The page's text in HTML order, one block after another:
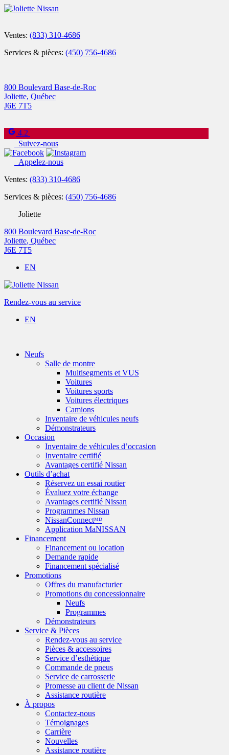
Ventes: (833) 310-4686
Services & pièces: (450) 756-4686
800 Boulevard Base-de-Roc
Joliette, Québec
J6E 7T5
4.2
Suivez-nous
Appelez-nous
Ventes: (833) 310-4686
Services & pièces: (450) 756-4686
Joliette
800 Boulevard Base-de-Roc
Joliette, Québec
J6E 7T5
EN
Rendez-vous au service
EN
Neufs
Salle de montre
Multisegments et VUS
Voitures
Voitures sports
Voitures électriques
Camions
Inventaire de véhicules neufs
Démonstrateurs
Occasion
Inventaire de véhicules d’occasion
Inventaire certifié
Avantages certifié Nissan
Outils d’achat
Réservez un essai routier
Évaluez votre échange
Avantages certifié Nissan
Programmes Nissan
NissanConnectᴹᴰ
Application MaNISSAN
Financement
Financement ou location
Demande rapide
Financement spécialisé
Promotions
Offres du manufacturier
Promotions du concessionnaire
Neufs
Programmes
Démonstrateurs
Service & Pièces
Rendez-vous au service
Pièces & accessoires
Service d’esthétique
Commande de pneus
Service de carrosserie
Promesse au client de Nissan
Assistance routière
À propos
Contactez-nous
Témoignages
Carrière
Nouvelles
Assistance routière